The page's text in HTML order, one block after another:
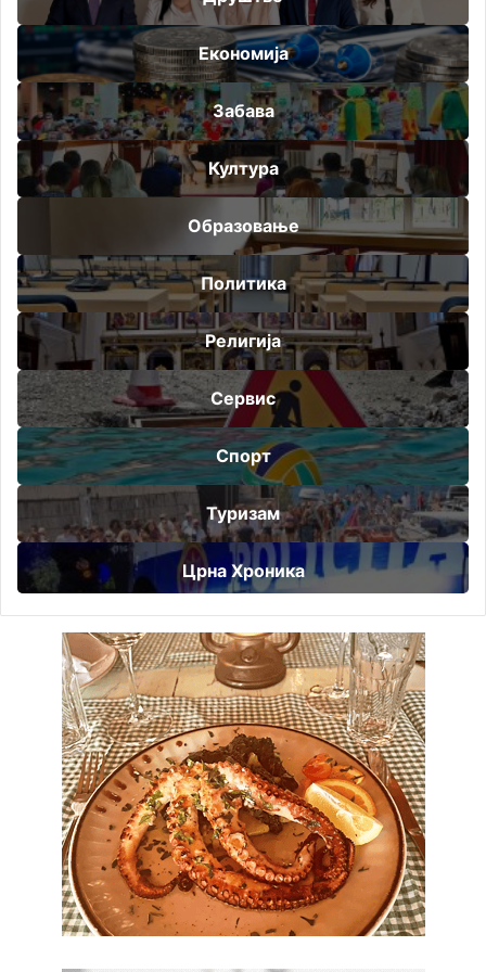
Економија
Забава
Култура
Образовање
Политика
Религија
Сервис
Спорт
Туризам
Црна Хроника